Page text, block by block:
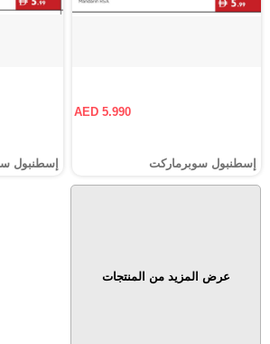
AED 5.990
إسطنبول سوبرماركت إسطنبول
عرض المزيد من المنتجات